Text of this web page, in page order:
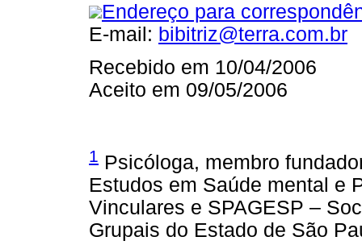
Endereço para
E-mail: bibitriz@terra.com.br
Recebido em 10/04/2006
Aceito em 09/05/2006
1 Psicóloga, membro
Estudos em Saúde mental e
Vinculares e SPAGESP –
Grupais do Estado de São